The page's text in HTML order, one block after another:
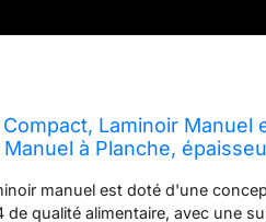
Laminoir Manuel
à Planche,
manuel est doté d'une
qualité alimentaire, avec une